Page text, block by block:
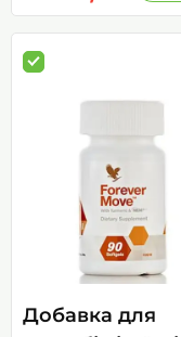
Добавка для